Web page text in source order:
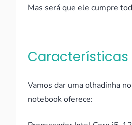
Mas será que ele cumpre
Características
Vamos dar uma olhadinha
notebook oferece: